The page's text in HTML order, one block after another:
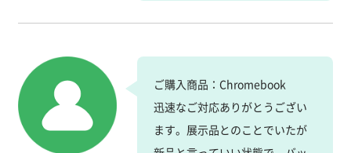
ご購入商品：Chromebook
迅速なご対応ありがとうござい
ます。展示品とのことでいたが